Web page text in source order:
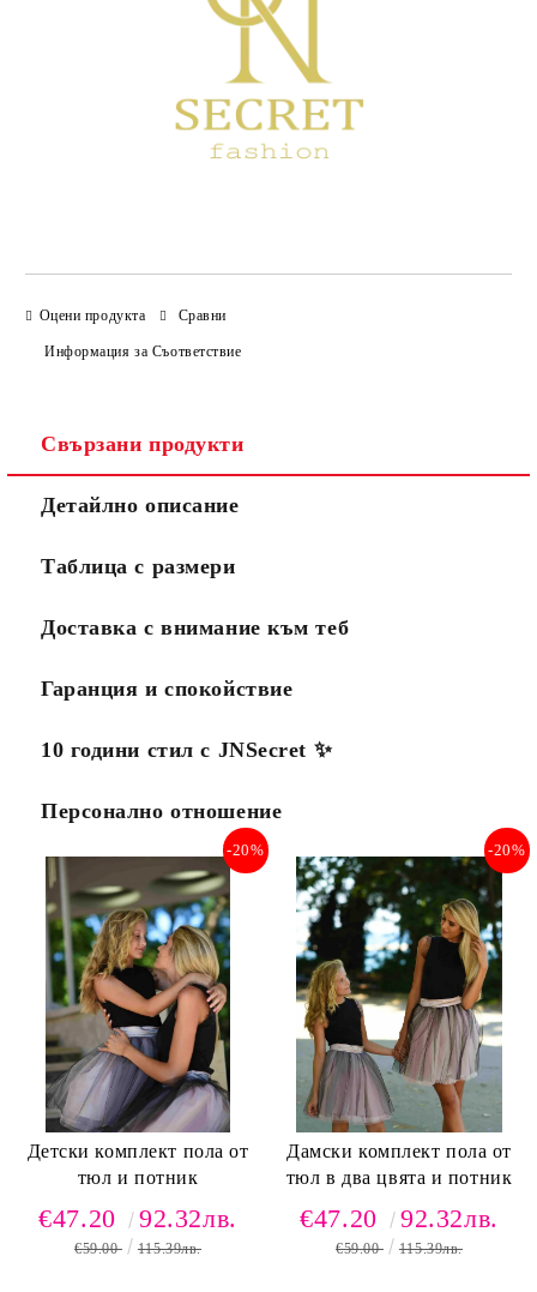
Оцени продукта Сравни
Информация за Съответствие
Свързани продукти
Детайлно описание
Таблица с размери
Доставка с внимание към теб
Гаранция и спокойствие
10 години стил с JNSecret ✨️
Персонално отношение
Детски комплект пола от
тюл и потник
-20%
€47.20 92.32лв.
€59.00 115.39лв.
Дамски комплект пола от
тюл в два цвята и потник
-20%
€47.20 92.32лв.
€59.00 115.39лв.